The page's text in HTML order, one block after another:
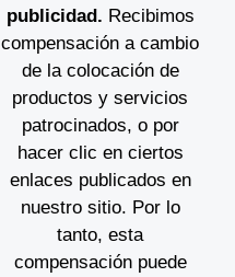
publicidad. Recibimos
compensación a cambio
de la colocación de
productos y servicios
patrocinados, o por
hacer clic en ciertos
enlaces publicados en
nuestro sitio. Por lo
tanto, esta
compensación puede